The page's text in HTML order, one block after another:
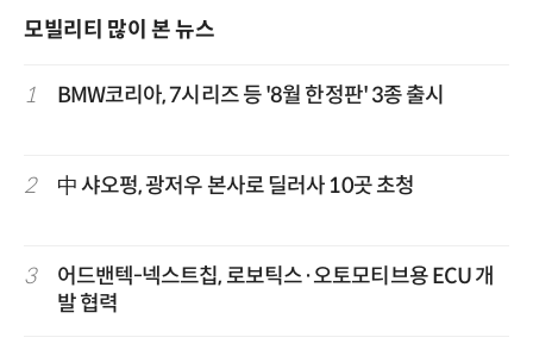
모빌리티 많이 본 뉴스
1 BMW코리아, 7시리즈 등 '8월 한정판' 3종 출시
2 中 샤오펑, 광저우 본사로 딜러사 10곳 초청
3
어드밴텍-넥스트칩, 로보틱스·오토모티브용 ECU 개
발 협력